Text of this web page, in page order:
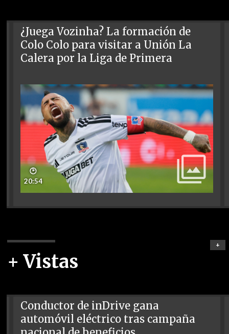
¿Juega Vozinha? La formación de
Colo Colo para visitar a Unión La
Calera por la Liga de Primera
🕑
20:54
+ Vistas
+
Conductor de inDrive gana
automóvil eléctrico tras campaña